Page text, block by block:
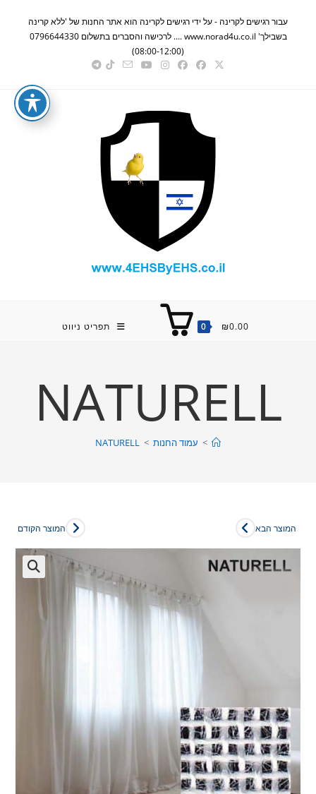
content
עבור רגישים לקרינה - על ידי רגישים לקרינה הוא אתר החנות של 'ללא קרינה
בשבילך' www.norad4u.co.il .... לרכישה והסברים בתשלום 0796644330
(08:00-12:00)
0 ₪0.00 תפריט ניווט
NATURELL
> עמוד החנות >
NATURELL
המוצר הקודם המוצר הבא